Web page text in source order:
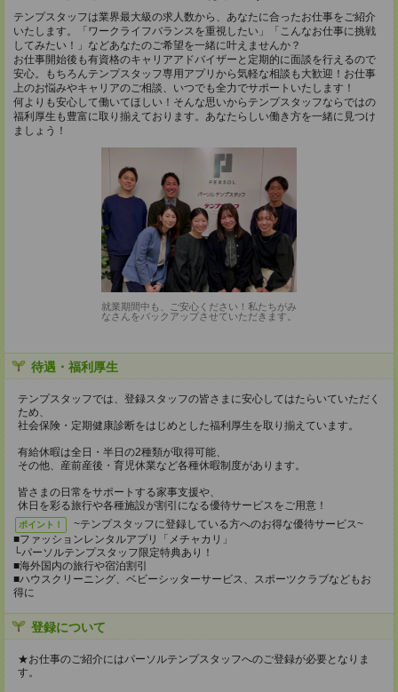
テンプスタッフは業界最大級の求人数から、あなたに合ったお仕事をご紹介
いたします。「ワークライフバランスを重視したい」「こんなお仕事に挑戦
してみたい！」などあなたのご希望を一緒に叶えませんか？
お仕事開始後も有資格のキャリアアドバイザーと定期的に面談を行えるので
安心。もちろんテンプスタッフ専用アプリから気軽な相談も大歓迎！お仕事
上のお悩みやキャリアのご相談、いつでも全力でサポートいたします！
何よりも安心して働いてほしい！そんな思いからテンプスタッフならではの
福利厚生も豊富に取り揃えております。あなたらしい働き方を一緒に見つけ
ましょう！
就業期間中も、ご安心ください！私たちがみ
なさんをバックアップさせていただきます。
待遇・福利厚生
テンプスタッフでは、登録スタッフの皆さまに安心してはたらいていただく
ため、
社会保険・定期健康診断をはじめとした福利厚生を取り揃えています。
有給休暇は全日・半日の2種類が取得可能、
その他、産前産後・育児休業など各種休暇制度があります。
皆さまの日常をサポートする家事支援や、
休日を彩る旅行や各種施設が割引になる優待サービスをご用意！
ポイント！
~テンプスタッフに登録している方へのお得な優待サービス~
■ファッションレンタルアプリ「メチャカリ」
└パーソルテンプスタッフ限定特典あり！
■海外国内の旅行や宿泊割引
■ハウスクリーニング、ベビーシッターサービス、スポーツクラブなどもお
得に
登録について
★お仕事のご紹介にはパーソルテンプスタッフへのご登録が必要となりま
す。